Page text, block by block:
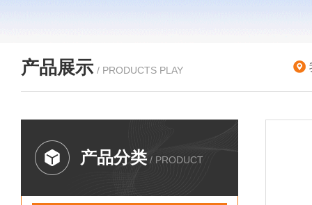
产品展示 / PRODUCTS PLAY
产品分类 / PRODUCT